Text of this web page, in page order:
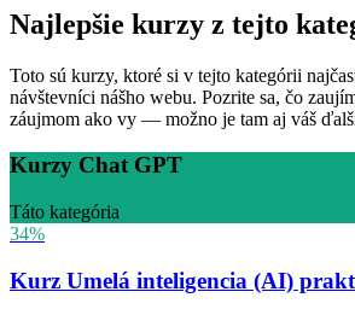
Najlepšie kurzy z tejto
Toto sú kurzy, ktoré si v tejto kategórii
návštevníci nášho webu. Pozrite sa, čo
záujmom ako vy — možno je tam aj váš
Kurzy Chat GPT
Táto kategória
34%
Kurz Umelá inteligencia (AI)